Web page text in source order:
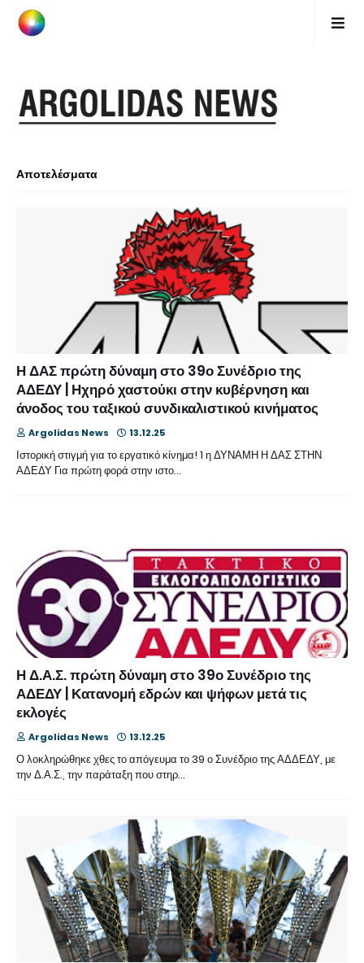
Αποτελέσματα
Η ΔΑΣ πρώτη δύναμη στο 39ο Συνέδριο της
ΑΔΕΔΥ | Ηχηρό χαστούκι στην κυβέρνηση και
άνοδος του ταξικού συνδικαλιστικού κινήματος
Argolidas News 13.12.25
Ιστορική στιγμή για το εργατικό κίνημα! 1 η ΔΥΝΑΜΗ Η ΔΑΣ ΣΤΗΝ
ΑΔΕΔΥ Για πρώτη φορά στην ιστο…
Η Δ.Α.Σ. πρώτη δύναμη στο 39ο Συνέδριο της
ΑΔΕΔΥ | Κατανομή εδρών και ψήφων μετά τις
εκλογές
Argolidas News 13.12.25
Ο λοκληρώθηκε χθες το απόγευμα το 39 ο Συνέδριο της ΑΔΔΕΔΥ, με
την Δ.Α.Σ., την παράταξη που στηρ…